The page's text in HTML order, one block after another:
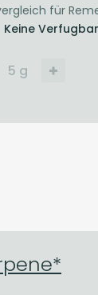
für
Keine
5 g